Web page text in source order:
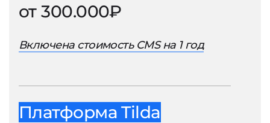
от 300.000₽
Включена стоимость CMS на 1 год
Платформа Tilda